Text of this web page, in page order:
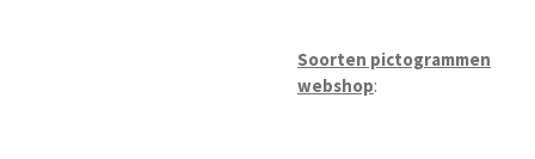
Soorten pictogrammen
webshop: